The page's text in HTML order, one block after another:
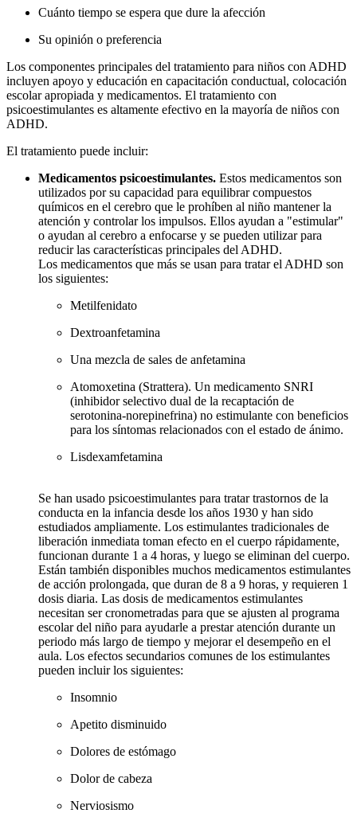
Cuánto tiempo se espera que dure la afección
Su opinión o preferencia
Los componentes principales del tratamiento para niños con ADHD
incluyen apoyo y educación en capacitación conductual, colocación
escolar apropiada y medicamentos. El tratamiento con
psicoestimulantes es altamente efectivo en la mayoría de niños con
ADHD.
El tratamiento puede incluir:
Medicamentos psicoestimulantes. Estos medicamentos son
utilizados por su capacidad para equilibrar compuestos
químicos en el cerebro que le prohíben al niño mantener la
atención y controlar los impulsos. Ellos ayudan a "estimular"
o ayudan al cerebro a enfocarse y se pueden utilizar para
reducir las características principales del ADHD.
Los medicamentos que más se usan para tratar el ADHD son
los siguientes:
Metilfenidato
Dextroanfetamina
Una mezcla de sales de anfetamina
Atomoxetina (Strattera). Un medicamento SNRI
(inhibidor selectivo dual de la recaptación de
serotonina-norepinefrina) no estimulante con beneficios
para los síntomas relacionados con el estado de ánimo.
Lisdexamfetamina
Se han usado psicoestimulantes para tratar trastornos de la
conducta en la infancia desde los años 1930 y han sido
estudiados ampliamente. Los estimulantes tradicionales de
liberación inmediata toman efecto en el cuerpo rápidamente,
funcionan durante 1 a 4 horas, y luego se eliminan del cuerpo.
Están también disponibles muchos medicamentos estimulantes
de acción prolongada, que duran de 8 a 9 horas, y requieren 1
dosis diaria. Las dosis de medicamentos estimulantes
necesitan ser cronometradas para que se ajusten al programa
escolar del niño para ayudarle a prestar atención durante un
periodo más largo de tiempo y mejorar el desempeño en el
aula. Los efectos secundarios comunes de los estimulantes
pueden incluir los siguientes:
Insomnio
Apetito disminuido
Dolores de estómago
Dolor de cabeza
Nerviosismo